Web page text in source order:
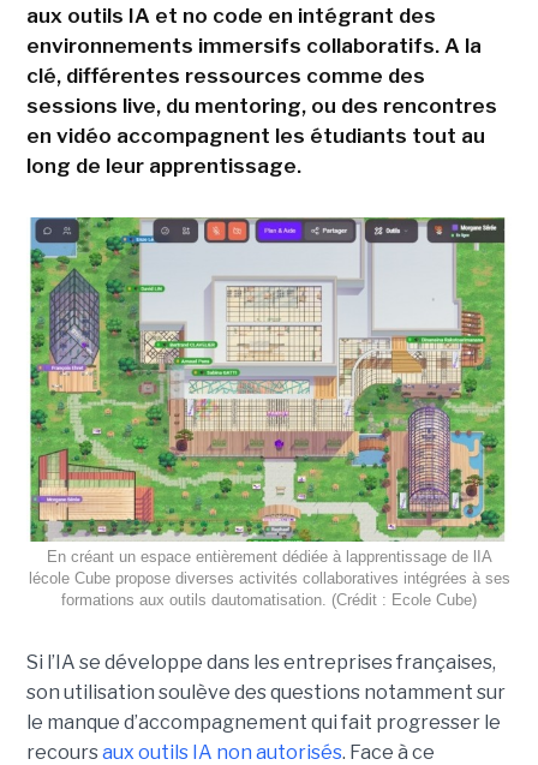
aux outils IA et no code en intégrant des
environnements immersifs collaboratifs. A la
clé, différentes ressources comme des
sessions live, du mentoring, ou des rencontres
en vidéo accompagnent les étudiants tout au
long de leur apprentissage.
En créant un espace entièrement dédiée à lapprentissage de lIA
lécole Cube propose diverses activités collaboratives intégrées à ses
formations aux outils dautomatisation. (Crédit : Ecole Cube)
Si l’IA se développe dans les entreprises françaises,
son utilisation soulève des questions notamment sur
le manque d’accompagnement qui fait progresser le
recoursaux outils IA non autorisés. Face à ce